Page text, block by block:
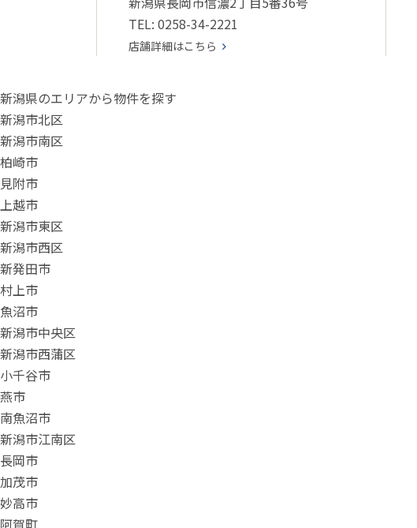
TEL: 0258-34-2221
店舗詳細はこちら
新潟県のエリアから物件を探す
新潟市北区
新潟市南区
柏崎市
見附市
上越市
新潟市東区
新潟市西区
新発田市
村上市
魚沼市
新潟市中央区
新潟市西蒲区
小千谷市
燕市
南魚沼市
新潟市江南区
長岡市
加茂市
妙高市
阿賀町